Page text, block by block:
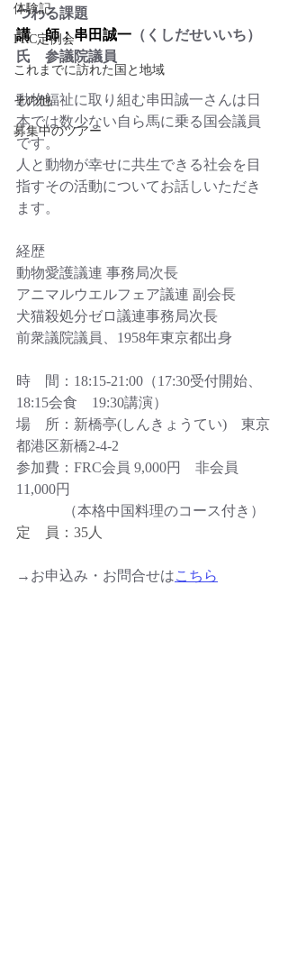
体験記
FRC定例会
これまでに訪れた国と地域
その他
募集中のツアー
つわる課題
講　師：串田誠一 （くしだせいいち）
氏　参議院議員
動物福祉に取り組む串田誠一さんは日
本では数少ない自ら馬に乗る国会議員
です。
人と動物が幸せに共生できる社会を目
指すその活動についてお話しいただき
ます。
経歴
動物愛護議連 事務局次長
アニマルウエルフェア議連 副会長
犬猫殺処分ゼロ議連事務局次長
前衆議院議員、1958年東京都出身
時　間：18:15-21:00（17:30受付開始、
18:15会食　19:30講演）
場　所：新橋亭(しんきょうてい)　東京
都港区新橋2-4-2
参加費：FRC会員 9,000円　非会員
11,000円
（本格中国料理のコース付き）
定　員：35人
→お申込み・お問合せはこちら